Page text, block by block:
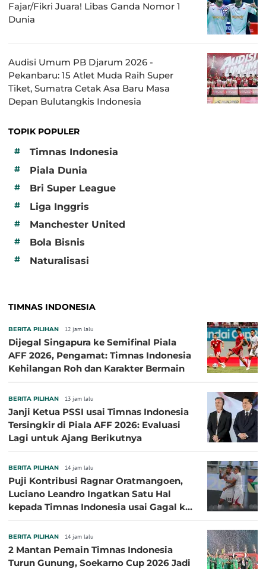
Fajar/Fikri Juara! Libas Ganda Nomor 1
Dunia
Audisi Umum PB Djarum 2026 -
Pekanbaru: 15 Atlet Muda Raih Super
Tiket, Sumatra Cetak Asa Baru Masa
Depan Bulutangkis Indonesia
TOPIK POPULER
#
Timnas Indonesia
# Piala Dunia
# Bri Super League
# Liga Inggris
# Manchester United
# Bola Bisnis
# Naturalisasi
TIMNAS INDONESIA
BERITA PILIHAN 12 jam lalu
Dijegal Singapura ke Semifinal Piala
AFF 2026, Pengamat: Timnas Indonesia
Kehilangan Roh dan Karakter Bermain
BERITA PILIHAN 13 jam lalu
Janji Ketua PSSI usai Timnas Indonesia
Tersingkir di Piala AFF 2026: Evaluasi
Lagi untuk Ajang Berikutnya
BERITA PILIHAN 14 jam lalu
Puji Kontribusi Ragnar Oratmangoen,
Luciano Leandro Ingatkan Satu Hal
kepada Timnas Indonesia usai Gagal ke
BERITA PILIHAN 14 jam lalu
2 Mantan Pemain Timnas Indonesia
Turun Gunung, Soekarno Cup 2026 Jadi